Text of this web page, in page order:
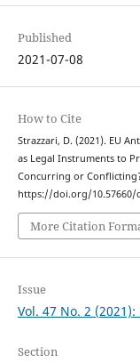
Published
2021-07-08
How to Cite
Strazzari, D. (2021). EU
as Legal Instruments to
Concurring or
https://doi.org/10.57660/
More Citation
Issue
Vol. 47 No. 2 (2021):
Section